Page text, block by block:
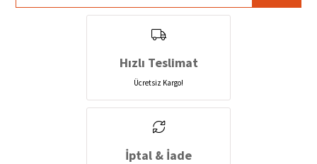
Hızlı Teslimat
Ücretsiz Kargo!
İptal & İade